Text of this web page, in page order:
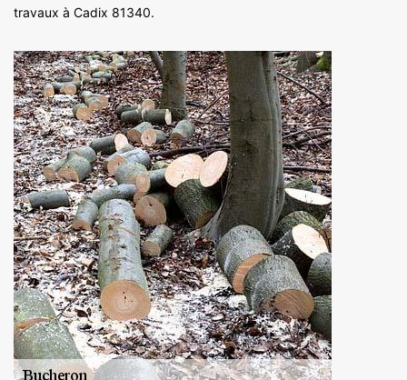
travaux à Cadix 81340.